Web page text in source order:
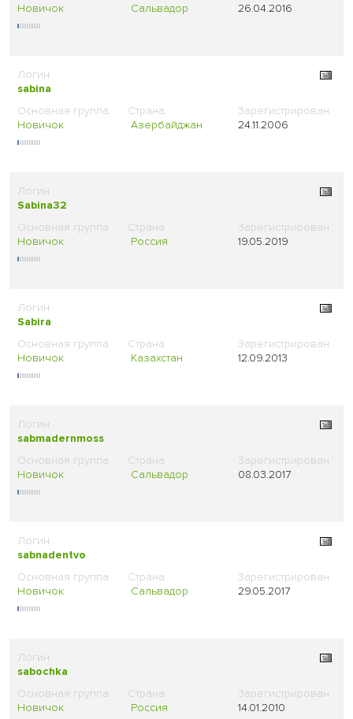
Новичок Сальвадор 26.04.2016
sabina
Новичок Азербайджан 24.11.2006
Sabina32
Новичок Россия 19.05.2019
Sabira
Новичок Казахстан 12.09.2013
sabmadernmoss
Новичок Сальвадор 08.03.2017
sabnadentvo
Новичок Сальвадор 29.05.2017
sabochka
Новичок Россия 14.01.2010